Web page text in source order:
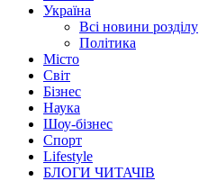
Україна
Всі новини розділу
Політика
Місто
Світ
Бізнес
Наука
Шоу-бізнес
Спорт
Lifestyle
БЛОГИ ЧИТАЧІВ